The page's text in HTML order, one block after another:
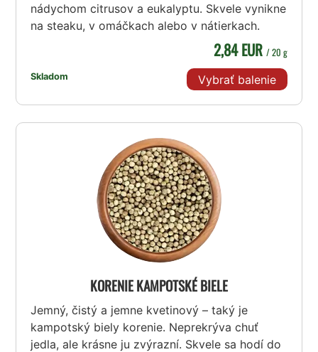
nádychom citrusov a eukalyptu. Skvele vynikne
na steaku, v omáčkach alebo v nátierkach.
Skladom
2,84 EUR / 20 g
Vybrať balenie
KORENIE KAMPOTSKÉ BIELE
Jemný, čistý a jemne kvetinový – taký je
kampotský biely korenie. Neprekrýva chuť
jedla, ale krásne ju zvýrazní. Skvele sa hodí do